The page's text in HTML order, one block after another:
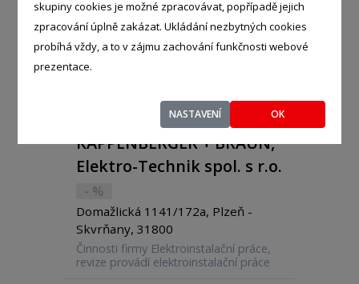
skupiny cookies je možné zpracovávat, popřípadě jejich
zpracování úplně zakázat. Ukládání nezbytných cookies
probíhá vždy, a to v zájmu zachování funkčnosti webové
prezentace.
NASTAVENÍ OK
Západní 318, Hovorčovice -
Hovorčovice, 25064
KAPPENBERGER + BRAUN,
Elektro-Technik spol. s r.o.
- %
Domažlická 1141/172a, Plzeň -
Skvrňany, 31800
Činnosti firmy Elektroinstalační práce,
revize provádí elektroinstalační práce